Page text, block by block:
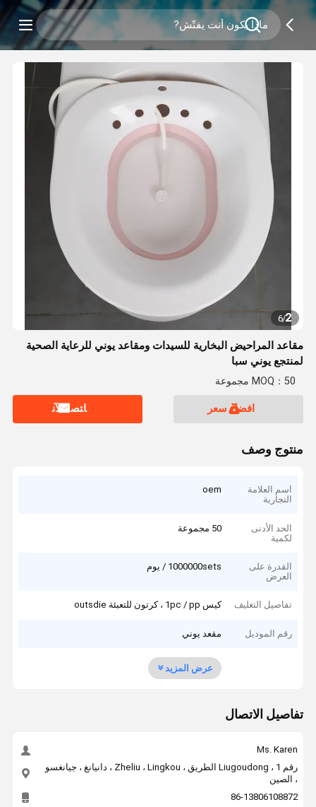
2
/
6
مقاعد المراحيض البخارية للسيدات ومقاعد يوني للرعاية الصحية
لمنتجع يوني سبا
MOQ：50 مجموعة
افضل سعر ﺎﺘﺼﻟ ﺍﻶﻧ
منتوج وصف
اسم العلامة
التجارية
oem
الحد الأدنى
لكمية
50 مجموعة
القدرة على
العرض
1000000sets / يوم
تفاصيل التغليف كيس 1pc / pp ، كرتون للتعبئة outsdie
رقم الموديل مقعد يوني
عرض المزيد
تفاصيل الاتصال
Ms. Karen
رقم 1 ، Liugoudong الطريق ، Zheliu ، Lingkou ، دانيانغ ، جيانغسو
، الصين
86-13806108872